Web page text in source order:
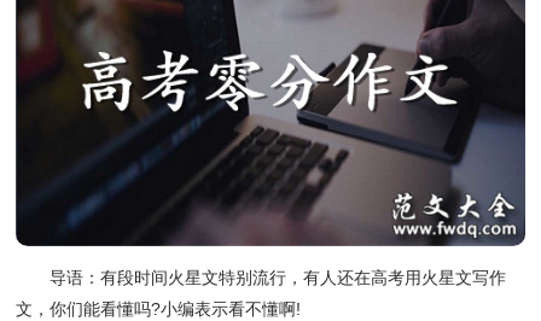
导语：有段时间火星文特别流行，有人还在高考用火星文写作
文，你们能看懂吗?小编表示看不懂啊!